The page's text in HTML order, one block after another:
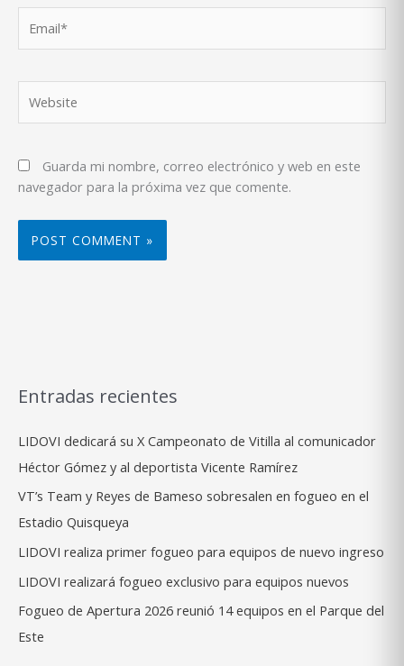
Guarda mi nombre, correo electrónico y web en este
navegador para la próxima vez que comente.
Entradas recientes
LIDOVI dedicará su X Campeonato de Vitilla al comunicador
Héctor Gómez y al deportista Vicente Ramírez
VT’s Team y Reyes de Bameso sobresalen en fogueo en el
Estadio Quisqueya
LIDOVI realiza primer fogueo para equipos de nuevo ingreso
LIDOVI realizará fogueo exclusivo para equipos nuevos
Fogueo de Apertura 2026 reunió 14 equipos en el Parque del
Este